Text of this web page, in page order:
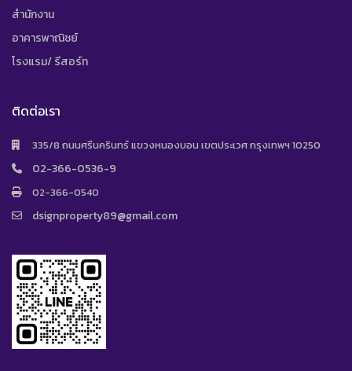
สำนักงาน
อาคารพาณิชย์
โรงแรม/ รีสอร์ท
ติดต่อเรา
335/8 ถนนศรีนครินทร์ แขวงหนองบอน เขตประเวศ กรุงเทพฯ 10250
02-366-0536-9
02-366-0540
dsignproperty89@gmail.com